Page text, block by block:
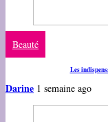
Beauté
Les
Darine 1 semaine ago